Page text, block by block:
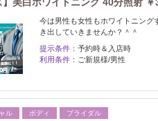
今は男性も女性もホワイトニング
き出していきませんか？＾＾
提示条件： 予約時＆入店時
利用条件： ご新規様/男性
ル ボディ ブライダル